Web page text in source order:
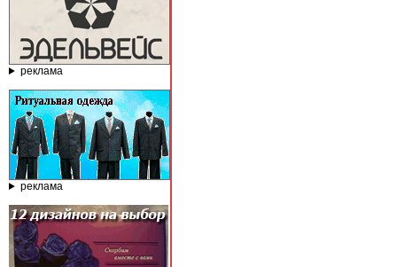
реклама
реклама